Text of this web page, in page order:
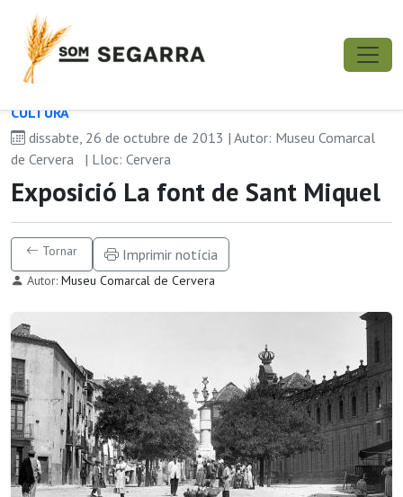
CULTURA
dissabte, 26 de octubre de 2013 | Autor: Museu Comarcal
de Cervera
| Lloc: Cervera
Exposició La font de Sant Miquel
Tornar Imprimir notícia
Autor: Museu Comarcal de Cervera